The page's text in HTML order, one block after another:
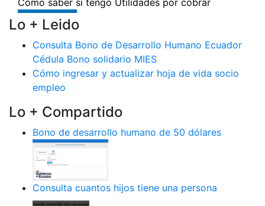
Lo + Leido
Consulta Bono de Desarrollo Humano Ecuador
Cédula Bono solidario MIES
Cómo ingresar y actualizar hoja de vida socio
empleo
Lo + Compartido
Bono de desarrollo humano de 50 dólares
Consulta cuantos hijos tiene una persona